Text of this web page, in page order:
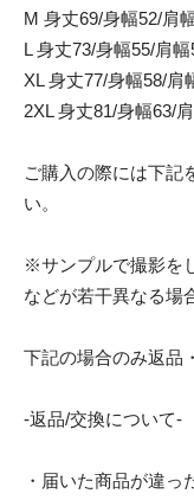
M 身丈69/身幅52/肩
L 身丈73/身幅55/肩
XL 身丈77/身幅58/肩
2XL 身丈81/身幅63/
ご購入の際には下記
い。
※サンプルで撮影を
などが若干異なる場
下記の場合のみ返品
-返品/交換について-
・届いた商品が違っ